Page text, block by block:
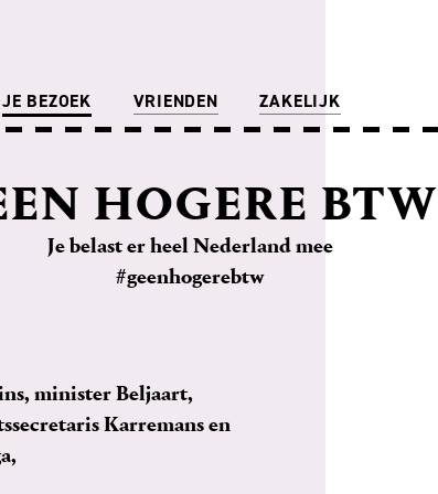
JE BEZOEK VRIENDEN ZAKELIJK
HOGERE BTW
Je belast er heel Nederland mee
#geenhogerebtw
minister Beljaart,
Karremans en